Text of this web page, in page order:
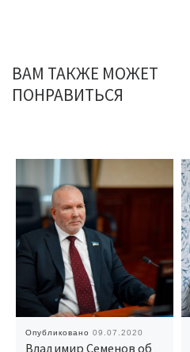
ВАМ ТАКЖЕ МОЖЕТ
ПОНРАВИТЬСЯ
Опубликовано 09.07.2020
Владимир Семенов об